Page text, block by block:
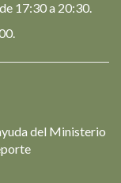
17:30 a 20:30.
del Ministerio